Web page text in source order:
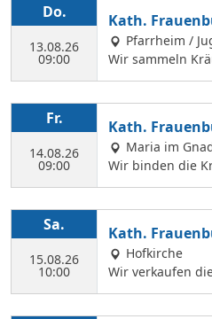
Do.
13.08.26
09:00
Kath.
Pfarrheim /
Wir sammeln
n, die wir am
Margit Ettig am
Fr.
14.08.26
09:00
Kath.
inden
Maria im
Wir binden die
m Kahlhof. Wir
der Hl. Geist
en können.
Sa.
15.08.26
10:00
Kath.
erkauf
Hofkirche
Wir verkaufen